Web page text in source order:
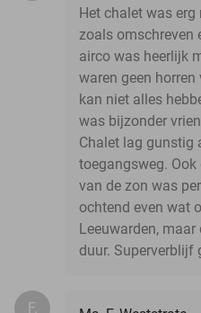
Het chalet was
zoals omschreven
airco was heerlijk
waren geen
kan niet alles
was bijzonder
Chalet lag gunstig
toegangsweg.
van de zon was
ochtend even wat
Leeuwarden,
duur. Superverblijf
F.